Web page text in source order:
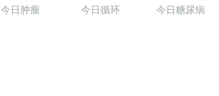
今日肿瘤 今日循环 今日糖尿病